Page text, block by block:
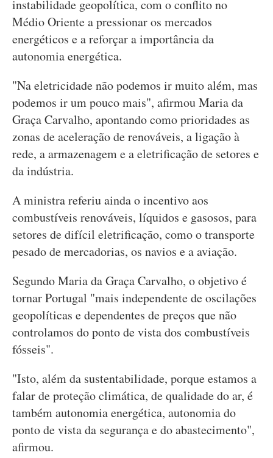
instabilidade geopolítica, com o conflito no
Médio Oriente a pressionar os mercados
energéticos e a reforçar a importância da
autonomia energética.
"Na eletricidade não podemos ir muito além, mas
podemos ir um pouco mais", afirmou Maria da
Graça Carvalho, apontando como prioridades as
zonas de aceleração de renováveis, a ligação à
rede, a armazenagem e a eletrificação de setores e
da indústria.
A ministra referiu ainda o incentivo aos
combustíveis renováveis, líquidos e gasosos, para
setores de difícil eletrificação, como o transporte
pesado de mercadorias, os navios e a aviação.
Segundo Maria da Graça Carvalho, o objetivo é
tornar Portugal "mais independente de oscilações
geopolíticas e dependentes de preços que não
controlamos do ponto de vista dos combustíveis
fósseis".
"Isto, além da sustentabilidade, porque estamos a
falar de proteção climática, de qualidade do ar, é
também autonomia energética, autonomia do
ponto de vista da segurança e do abastecimento",
afirmou.